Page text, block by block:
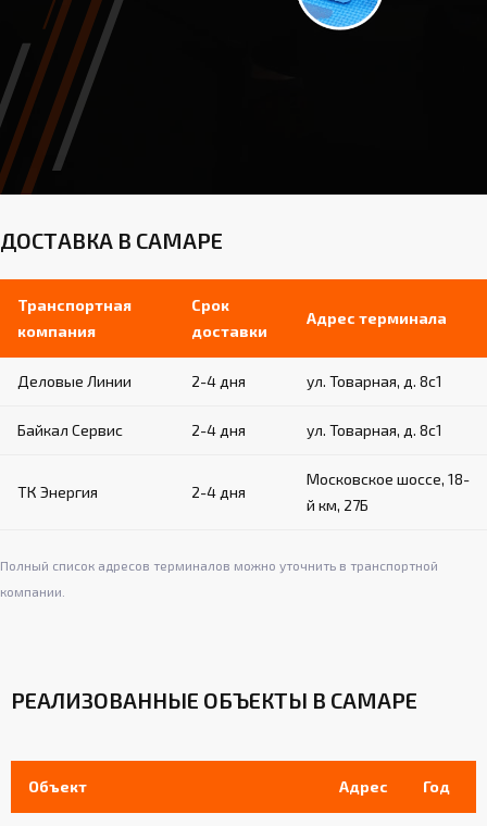
ДОСТАВКА В САМАРЕ
Транспортная
компания
Срок
доставки
Адрес терминала
Деловые Линии 2-4 дня ул. Товарная, д. 8с1
Байкал Сервис 2-4 дня ул. Товарная, д. 8с1
ТК Энергия 2-4 дня
Московское шоссе, 18-
й км, 27Б
Полный список адресов терминалов можно уточнить в транспортной
компании.
РЕАЛИЗОВАННЫЕ ОБЪЕКТЫ В САМАРЕ
Объект Адрес Год